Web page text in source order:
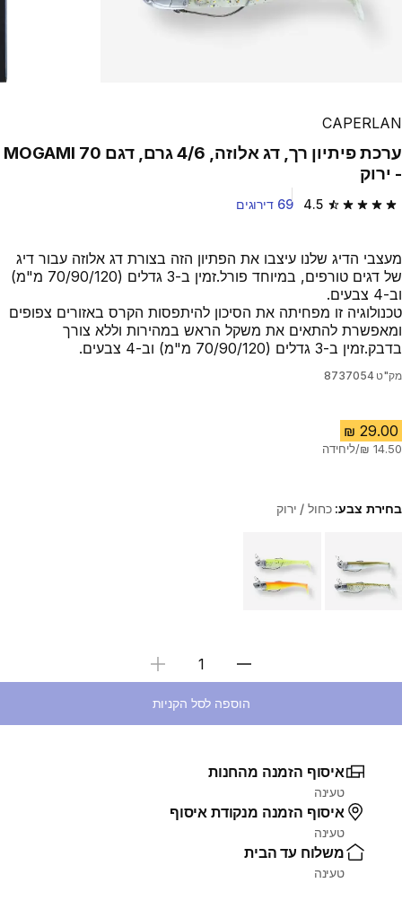
Play Video
CAPERLAN
ערכת פיתיון רך, דג אלוזה, 4/6 גרם, דגם MOGAMI 70‏
- ירוק
4.5 4.5 out of 5 stars from 69 reviews 69 דירוגים
מעצבי הדיג שלנו עיצבו את הפתיון הזה בצורת דג אלוזה עבור דיג
של דגים טורפים, במיוחד פורל.זמין ב-3 גדלים (70/90/120 מ"מ)
וב-4 צבעים.
טכנולוגיה זו מפחיתה את הסיכון להיתפסות הקרס באזורים צפופים
ומאפשרת להתאים את משקל הראש במהירות וללא צורך
בדבק.זמין ב-3 גדלים (70/90/120 מ"מ) וב-4 צבעים.
מק"ט 8737054
בחירת צבע:כחול / ירוק
בחירת כמות
הוספה לסל הקניות
איסוף הזמנה מהחנות
טעינה
איסוף הזמנה מנקודת איסוף
טעינה
משלוח עד הבית
טעינה